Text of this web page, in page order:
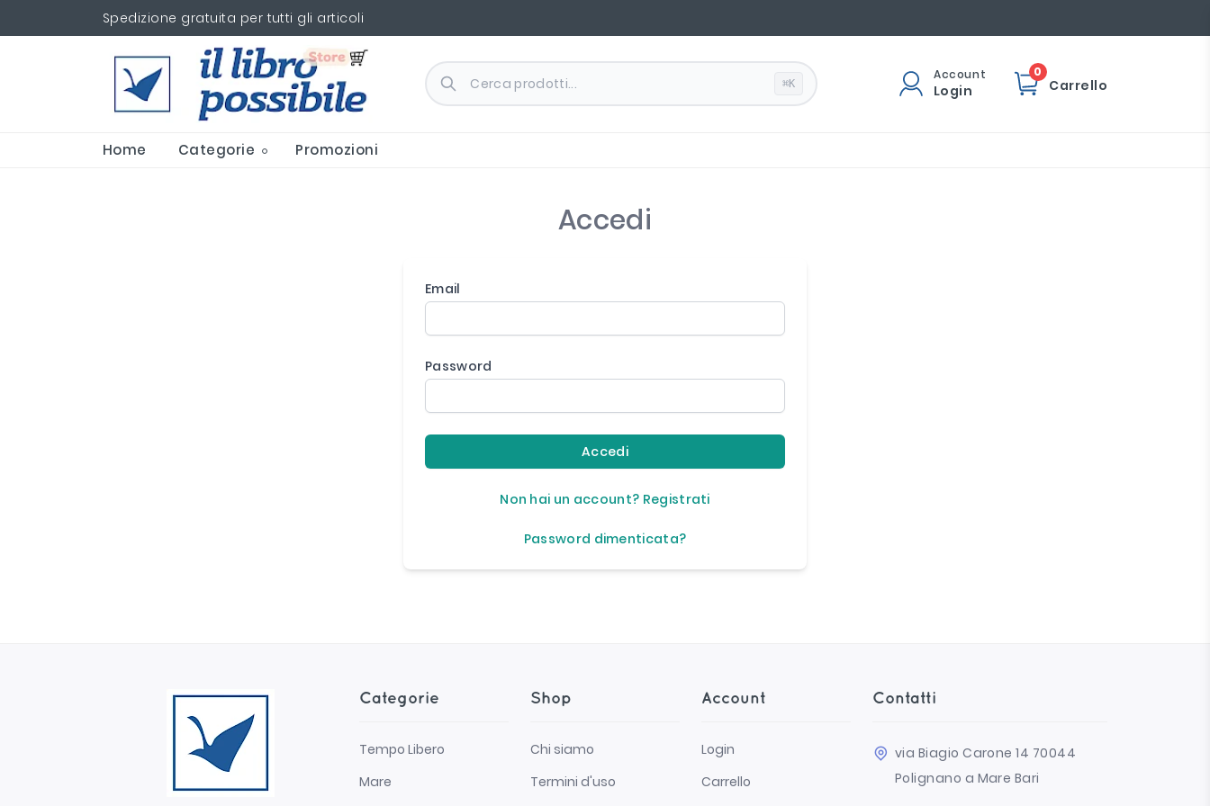
Spedizione gratuita per tutti gli articoli
⌘K
Account
Login
0
Carrello
Home Categorie Promozioni
Accedi
Email
Password
Accedi
Non hai un account? Registrati
Password dimenticata?
Categorie
Tempo Libero
Mare
Shop
Chi siamo
Termini d'uso
Account
Login
Carrello
Contatti
via Biagio Carone 14 70044
Polignano a Mare Bari